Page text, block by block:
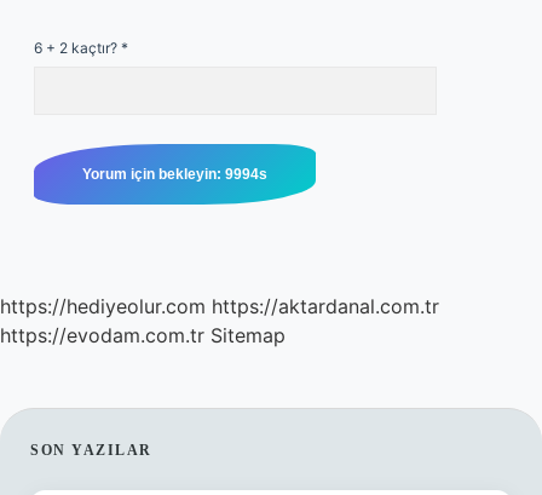
6 + 2 kaçtır? *
https://hediyeolur.com https://aktardanal.com.tr
https://evodam.com.tr Sitemap
SIDEBAR
SON YAZILAR